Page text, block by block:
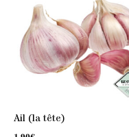
Ail (la tête)